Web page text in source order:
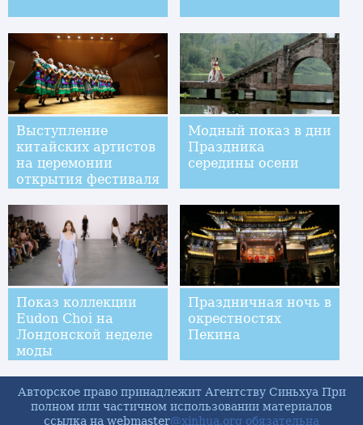
Выступление
китайских артистов
на церемонии
открытия фестиваля
Модный показ в дни
Праздника
середины осени
Показ коллекции
Eudon Choi на
Лондонской неделе
моды
Праздничная ночь в
окрестностях
Пекина
Авторское право принадлежит Агентству Синьхуа При
полном или частичном использовании материалов
ссылка на webmaster@xinhua.org обязательна